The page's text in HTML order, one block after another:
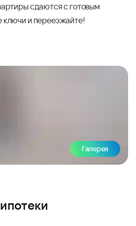
сдаются с готовым
ключи и переезжайте!
Галерея